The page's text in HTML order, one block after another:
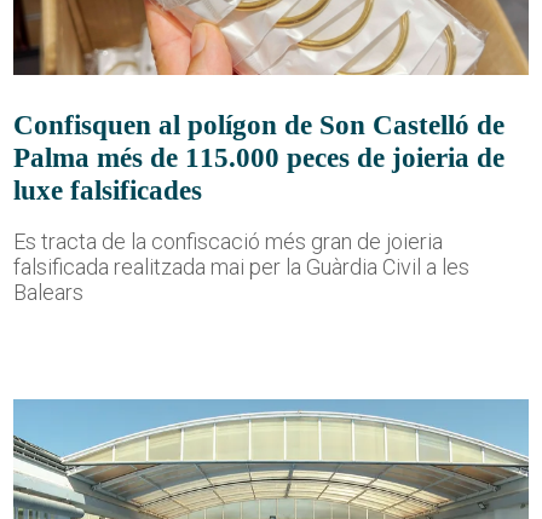
Confisquen al polígon de Son Castelló de
Palma més de 115.000 peces de joieria de
luxe falsificades
Es tracta de la confiscació més gran de joieria
falsificada realitzada mai per la Guàrdia Civil a les
Balears